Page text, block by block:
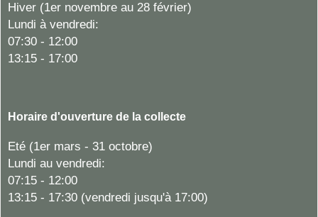
Hiver (1er novembre au 28 février)
Lundi à vendredi:
07:30 - 12:00
13:15 - 17:00
Horaire d'ouverture de la collecte
Eté (1er mars - 31 octobre)
Lundi au vendredi:
07:15 - 12:00
13:15 - 17:30 (vendredi jusqu'à 17:00)